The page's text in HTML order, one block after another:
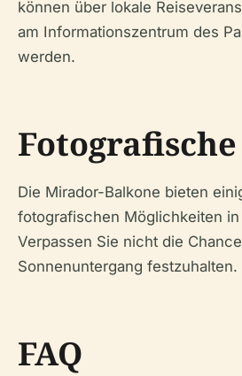
können über lokale
am Informationszentrum des
werden.
Die Mirador-Balkone bieten
fotografischen Möglichkeiten in
Verpassen Sie nicht die
Sonnenuntergang festzuhalten.
FAQ